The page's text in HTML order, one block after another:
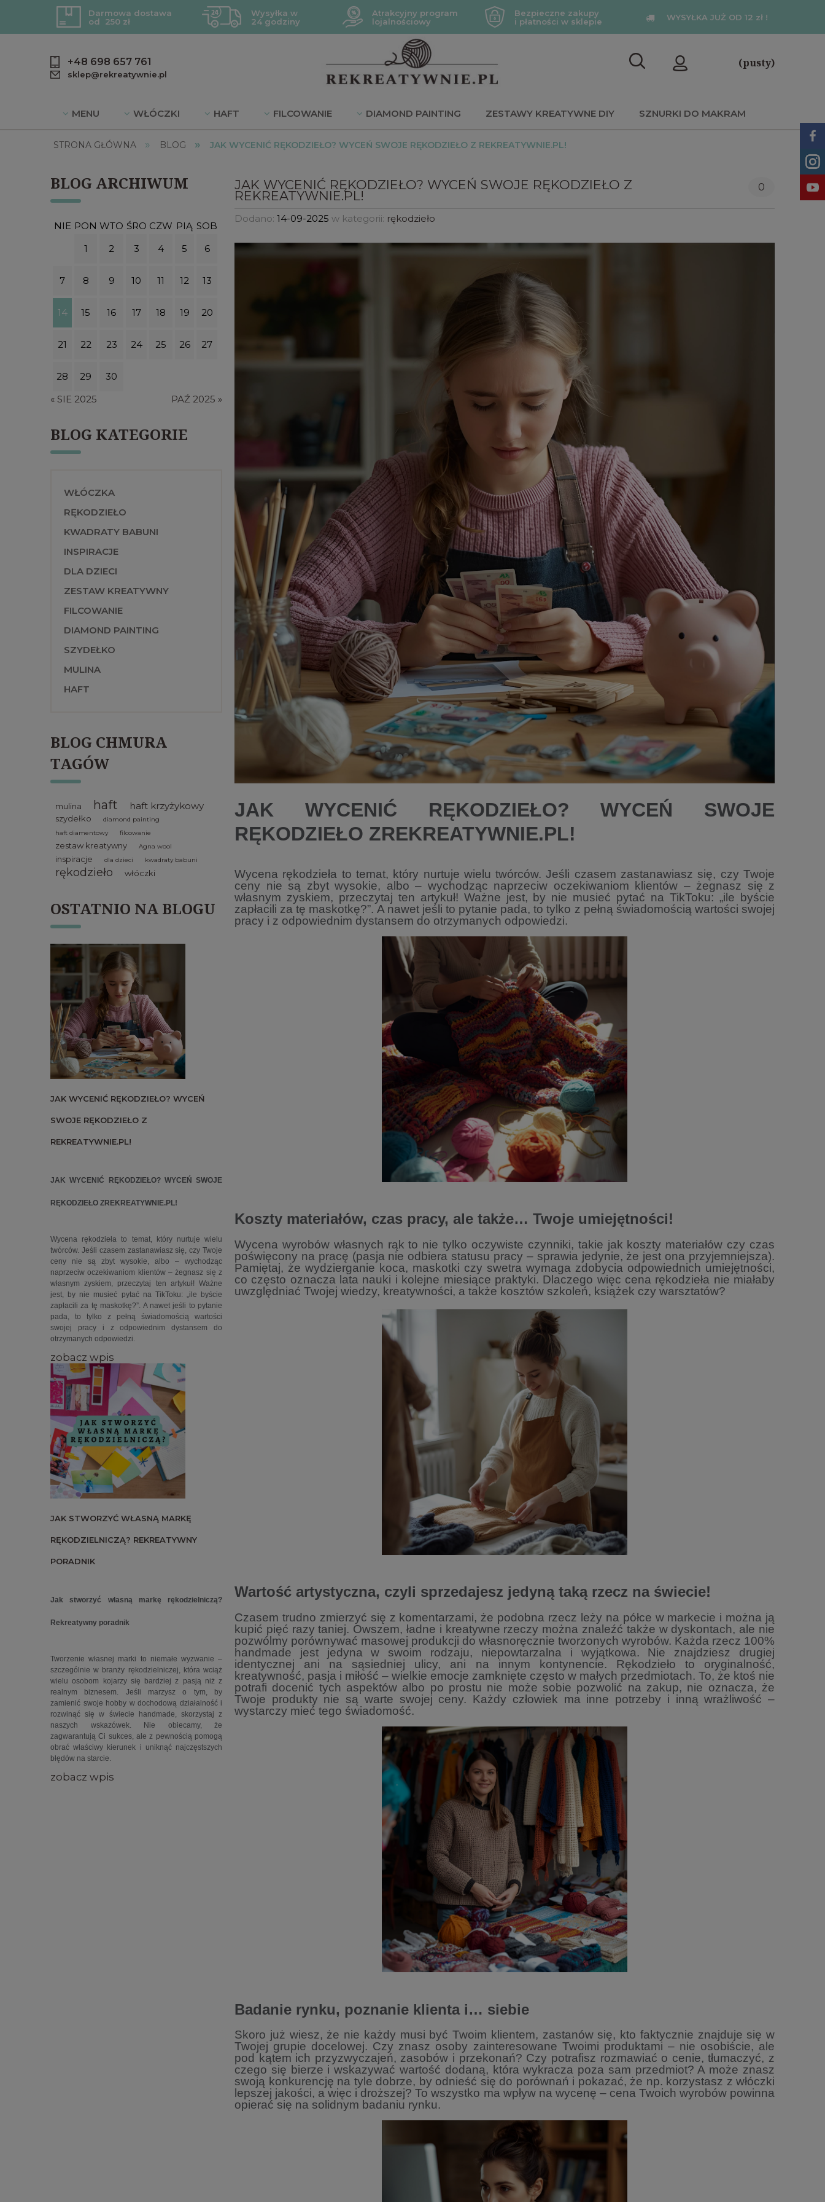
Darmowa dostawa
od 250 zł
Wysyłka w
24 godziny
Atrakcyjny program
lojalnościowy
Bezpieczne zakupy
i płatności w sklepie
WYSYŁKA JUŻ OD 12 zł !
+48 698 657 761
sklep@rekreatywnie.pl
(pusty)
MENU WŁÓCZKI HAFT FILCOWANIE DIAMOND PAINTING ZESTAWY KREATYWNE DIY SZNURKI DO MAKRAM
BLOG DZIEWIARSTWO PROMOCJE
STRONA GŁÓWNA » BLOG » JAK WYCENIĆ RĘKODZIEŁO? WYCEŃ SWOJE RĘKODZIEŁO Z REKREATYWNIE.PL!
BLOG ARCHIWUM
NIE PON WTO ŚRO CZW PIĄ SOB
1
2 3 4 5 6
7 8 9 10 11 12 13
14 15 16 17 18 19 20
21 22 23 24 25 26 27
28 29
30
« SIE 2025
PAŹ 2025 »
BLOG KATEGORIE
WŁÓCZKA
RĘKODZIEŁO
KWADRATY BABUNI
INSPIRACJE
DLA DZIECI
ZESTAW KREATYWNY
FILCOWANIE
DIAMOND PAINTING
SZYDEŁKO
MULINA
HAFT
BLOG CHMURA
TAGÓW
mulina haft haft krzyżykowy
szydełko
diamond painting
haft diamentowy
filcowanie
zestaw kreatywny Agna wool
inspiracje dla dzieci kwadraty babuni
rękodzieło włóczki
OSTATNIO NA BLOGU
JAK WYCENIĆ RĘKODZIEŁO? WYCEŃ
SWOJE RĘKODZIEŁO Z
REKREATYWNIE.PL!
JAK WYCENIĆ RĘKODZIEŁO? WYCEŃ SWOJE
RĘKODZIEŁO ZREKREATYWNIE.PL!
Wycena rękodzieła to temat, który nurtuje wielu
twórców. Jeśli czasem zastanawiasz się, czy Twoje
ceny nie są zbyt wysokie, albo – wychodząc
naprzeciw oczekiwaniom klientów –żegnasz się z
własnym zyskiem, przeczytaj ten artykuł! Ważne
jest, by nie musieć pytać na TikToku: „ile byście
zapłacili za tę maskotkę?”. A nawet jeśli to pytanie
pada, to tylko z pełną świadomością wartości
swojej pracy i z odpowiednim dystansem do
otrzymanych odpowiedzi.
zobacz wpis
JAK STWORZYĆ WŁASNĄ MARKĘ
RĘKODZIELNICZĄ? REKREATYWNY
PORADNIK
Jak stworzyć własną markę rękodzielniczą?
Rekreatywny poradnik
Tworzenie własnej marki to niemałe wyzwanie –
szczególnie w branży rękodzielniczej, która wciąż
wielu osobom kojarzy się bardziej z pasją niż z
realnym biznesem. Jeśli marzysz o tym, by
zamienić swoje hobby w dochodową działalność i
rozwinąć się w świecie handmade, skorzystaj z
naszych wskazówek. Nie obiecamy, że
zagwarantują Ci sukces, ale z pewnością pomogą
obrać właściwy kierunek i uniknąć najczęstszych
błędów na starcie.
zobacz wpis
JAK WYCENIĆ RĘKODZIEŁO? WYCEŃ SWOJE RĘKODZIEŁO Z
REKREATYWNIE.PL!
0
Dodano: 14-09-2025 w kategorii: rękodzieło
JAK WYCENIĆ RĘKODZIEŁO? WYCEŃ SWOJE
RĘKODZIEŁO ZREKREATYWNIE.PL!
Wycena rękodzieła to temat, który nurtuje wielu twórców. Jeśli czasem zastanawiasz się, czy Twoje
ceny nie są zbyt wysokie, albo – wychodząc naprzeciw oczekiwaniom klientów – żegnasz się z
własnym zyskiem, przeczytaj ten artykuł! Ważne jest, by nie musieć pytać naTikToku: „ile byście
zapłacili za tę maskotkę?”. A nawet jeśli to pytanie pada, to tylko z pełną świadomością wartości swojej
pracy i z odpowiednim dystansem do otrzymanych odpowiedzi.
Koszty materiałów, czas pracy, ale także… Twoje umiejętności!
Wycena wyrobów własnych rąk to nie tylko oczywiste czynniki, takie jak koszty materiałów czy czas
poświęcony na pracę (pasja nie odbiera statusu pracy – sprawia jedynie, że jest ona przyjemniejsza).
Pamiętaj, że wydzierganie koca, maskotki czy swetra wymaga zdobycia odpowiednich umiejętności,
co często oznacza lata nauki i kolejne miesiące praktyki. Dlaczego więc cena rękodzieła nie miałaby
uwzględniać Twojej wiedzy, kreatywności, a także kosztów szkoleń, książek czy warsztatów?
Wartość artystyczna, czyli sprzedajesz jedyną taką rzecz na świecie!
Czasem trudno zmierzyć się z komentarzami, że podobna rzecz leży na półce w markecie i można ją
kupić pięć razy taniej. Owszem, ładne i kreatywne rzeczy można znaleźć także w dyskontach, ale nie
pozwólmy porównywać masowej produkcji do własnoręcznie tworzonych wyrobów. Każda rzecz 100%
handmade jest jedyna w swoim rodzaju, niepowtarzalna i wyjątkowa. Nie znajdziesz drugiej
identycznej ani na sąsiedniej ulicy, ani na innym kontynencie. Rękodzieło to oryginalność,
kreatywność, pasja i miłość – wielkie emocje zamknięte często w małych przedmiotach. To, że ktoś nie
potrafi docenić tych aspektów albo po prostu nie może sobie pozwolić na zakup, nie oznacza, że
Twoje produkty nie są warte swojej ceny. Każdy człowiek ma inne potrzeby i inną wrażliwość –
wystarczy mieć tego świadomość.
Badanie rynku, poznanie klienta i… siebie
Skoro już wiesz, że nie każdy musi być Twoim klientem, zastanów się, kto faktycznie znajduje się w
Twojej grupie docelowej. Czy znasz osoby zainteresowane Twoimi produktami – nie osobiście, ale
pod kątem ich przyzwyczajeń, zasobów i przekonań? Czy potrafisz rozmawiać o cenie, tłumaczyć, z
czego się bierze i wskazywać wartość dodaną, która wykracza poza sam przedmiot? A może znasz
swoją konkurencję na tyle dobrze, by odnieść się do porównań i pokazać, że np. korzystasz z włóczki
lepszej jakości, a więc i droższej?To wszystko ma wpływ na wycenę – cena Twoich wyrobów powinna
opierać się na solidnym badaniu rynku.